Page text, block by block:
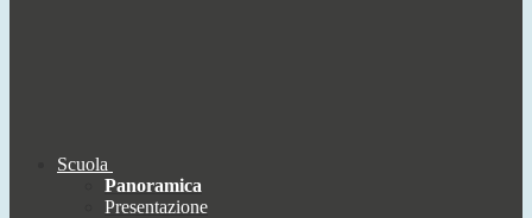
Scuola
Panoramica
Presentazione